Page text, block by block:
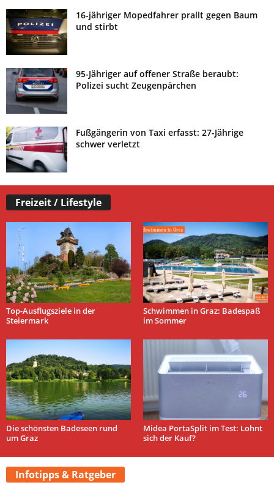
16-jähriger Mopedfahrer prallt gegen Baum
und stirbt
95-Jähriger auf offener Straße beraubt:
Polizei sucht Zeugenpärchen
Fußgängerin von Taxi erfasst: 27-Jährige
schwer verletzt
Freizeit / Lifestyle
Top-Ausflugsziele in der
Steiermark
Schwimmen in Graz: Badespaß
im Sommer
Die schönsten Badeseen rund
um Graz
Midea PortaSplit im Test: Lohnt
sich der Kauf?
Infotipps & Ratgeber